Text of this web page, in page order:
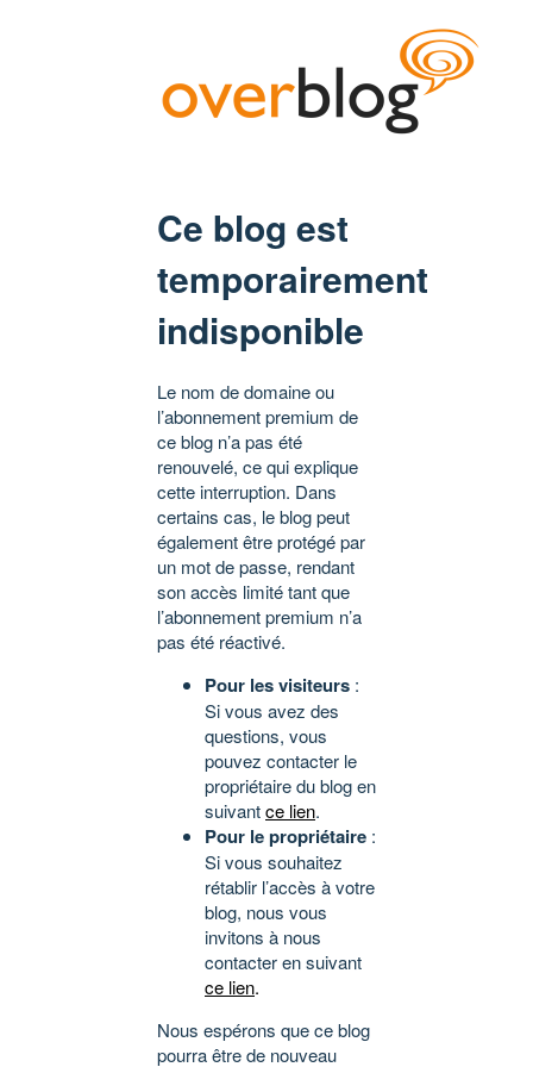
Ce blog est
temporairement
indisponible
Le nom de domaine ou
l’abonnement premium de
ce blog n’a pas été
renouvelé, ce qui explique
cette interruption. Dans
certains cas, le blog peut
également être protégé par
un mot de passe, rendant
son accès limité tant que
l’abonnement premium n’a
pas été réactivé.
Pour les visiteurs :
Si vous avez des
questions, vous
pouvez contacter le
propriétaire du blog en
suivantce lien.
Pour le propriétaire :
Si vous souhaitez
rétablir l’accès à votre
blog, nous vous
invitons à nous
contacter en suivant
ce lien.
Nous espérons que ce blog
pourra être de nouveau